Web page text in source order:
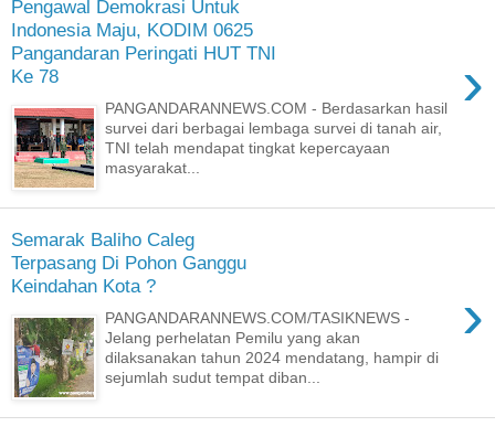
Pengawal Demokrasi Untuk
Indonesia Maju, KODIM 0625
Pangandaran Peringati HUT TNI
Ke 78
›
PANGANDARANNEWS.COM - Berdasarkan hasil
survei dari berbagai lembaga survei di tanah air,
TNI telah mendapat tingkat kepercayaan
masyarakat...
Semarak Baliho Caleg
Terpasang Di Pohon Ganggu
Keindahan Kota ?
›
PANGANDARANNEWS.COM/TASIKNEWS -
Jelang perhelatan Pemilu yang akan
dilaksanakan tahun 2024 mendatang, hampir di
sejumlah sudut tempat diban...